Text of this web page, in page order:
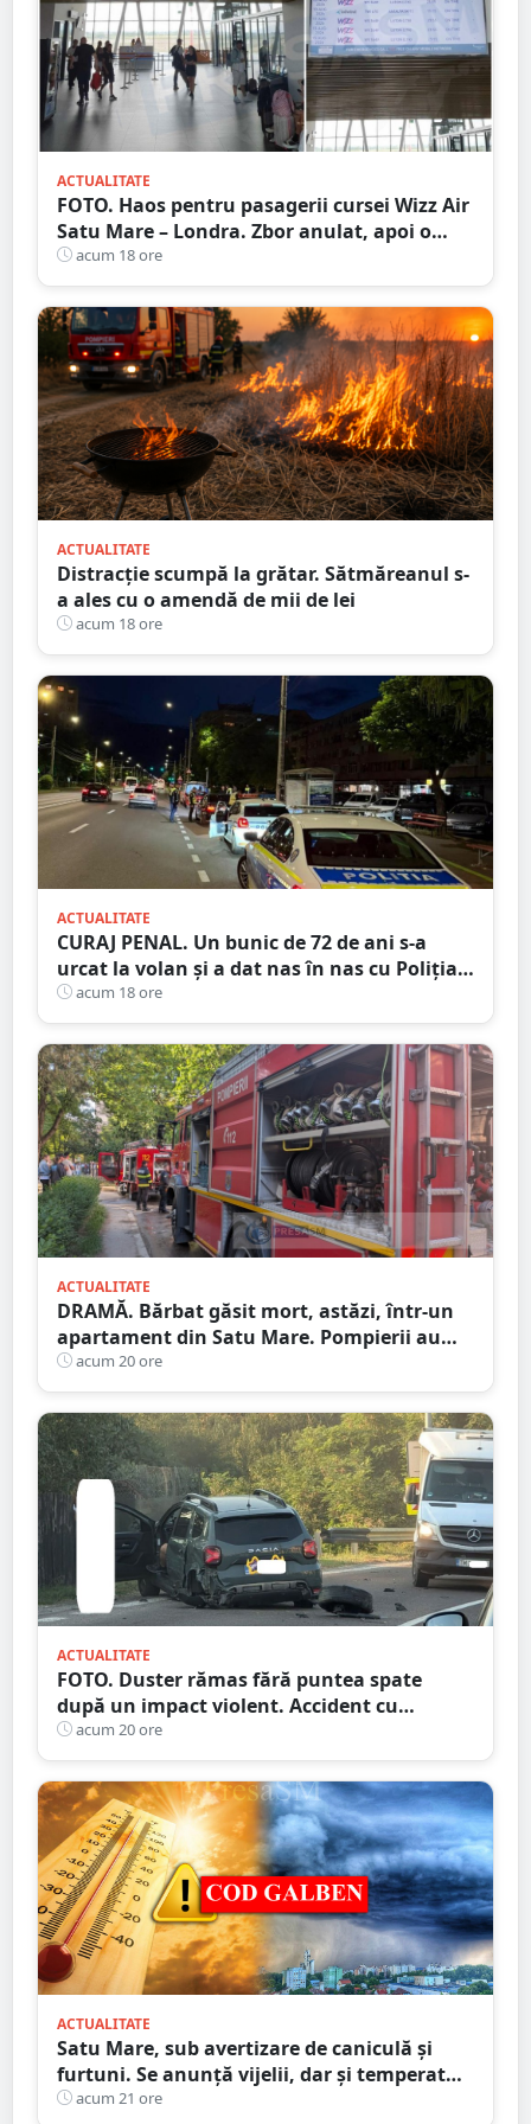
ACTUALITATE
FOTO. Haos pentru pasagerii cursei Wizz Air
Satu Mare – Londra. Zbor anulat, apoi o
nouă întârziere. Fără explicații clare
acum 18 ore
ACTUALITATE
Distracție scumpă la grătar. Sătmăreanul s-
a ales cu o amendă de mii de lei
acum 18 ore
ACTUALITATE
CURAJ PENAL. Un bunic de 72 de ani s-a
urcat la volan și a dat nas în nas cu Poliția
Satu Mare
acum 18 ore
ACTUALITATE
DRAMĂ. Bărbat găsit mort, astăzi, într-un
apartament din Satu Mare. Pompierii au
spart ușa
acum 20 ore
ACTUALITATE
FOTO. Duster rămas fără puntea spate
după un impact violent. Accident cu
implicarea unei mașini din Satu Mare
acum 20 ore
ACTUALITATE
Satu Mare, sub avertizare de caniculă și
furtuni. Se anunță vijelii, dar și temperaturi
ridicate. Avertizarea ANM
acum 21 ore